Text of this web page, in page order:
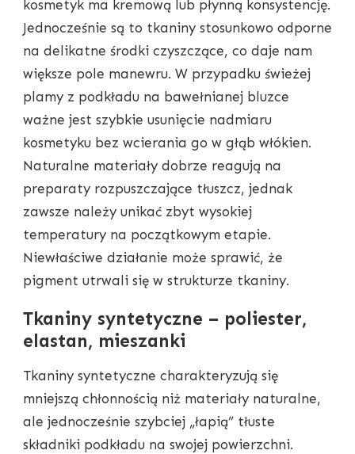
kosmetyk ma kremową lub płynną konsystencję.
Jednocześnie są to tkaniny stosunkowo odporne
na delikatne środki czyszczące, co daje nam
większe pole manewru. W przypadku świeżej
plamy z podkładu na bawełnianej bluzce
ważne jest szybkie usunięcie nadmiaru
kosmetyku bez wcierania go w głąb włókien.
Naturalne materiały dobrze reagują na
preparaty rozpuszczające tłuszcz, jednak
zawsze należy unikać zbyt wysokiej
temperatury na początkowym etapie.
Niewłaściwe działanie może sprawić, że
pigment utrwali się w strukturze tkaniny.
Tkaniny syntetyczne – poliester,
elastan, mieszanki
Tkaniny syntetyczne charakteryzują się
mniejszą chłonnością niż materiały naturalne,
ale jednocześnie szybciej „łapią” tłuste
składniki podkładu na swojej powierzchni.